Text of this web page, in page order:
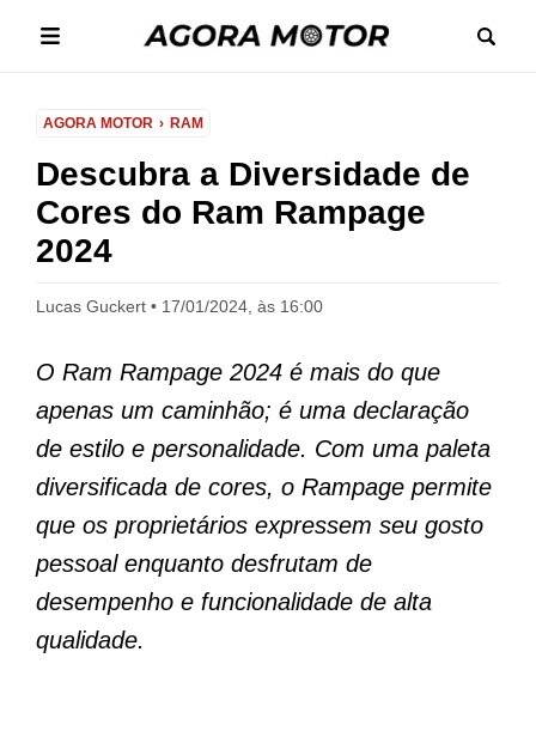
AGORA MOTOR RAM
Descubra a Diversidade de
Cores do Ram Rampage
2024
Lucas Guckert 17/01/2024, às 16:00
O Ram Rampage 2024 é mais do que
apenas um caminhão; é uma declaração
de estilo e personalidade. Com uma paleta
diversificada de cores, o Rampage permite
que os proprietários expressem seu gosto
pessoal enquanto desfrutam de
desempenho e funcionalidade de alta
qualidade.